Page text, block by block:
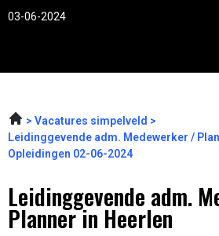
03-06-2024
Vacatures simpelveld
Leidinggevende adm. Medewerker /
Opleidingen 02-06-2024
Leidinggevende adm.
Planner in Heerlen